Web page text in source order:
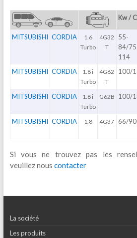
Kw /
MITSUBISHI CORDIA
1.6
Turbo
4G32
T
55-
84/
114
MITSUBISHI CORDIA
1.8 i
Turbo
4G62
T
100/
MITSUBISHI CORDIA
1.8 i
Turbo
G62B 100/
MITSUBISHI CORDIA 1.8 4G37 66/90
Si vous ne trouvez pas les
veuillez nous contacter
La société
Les produits